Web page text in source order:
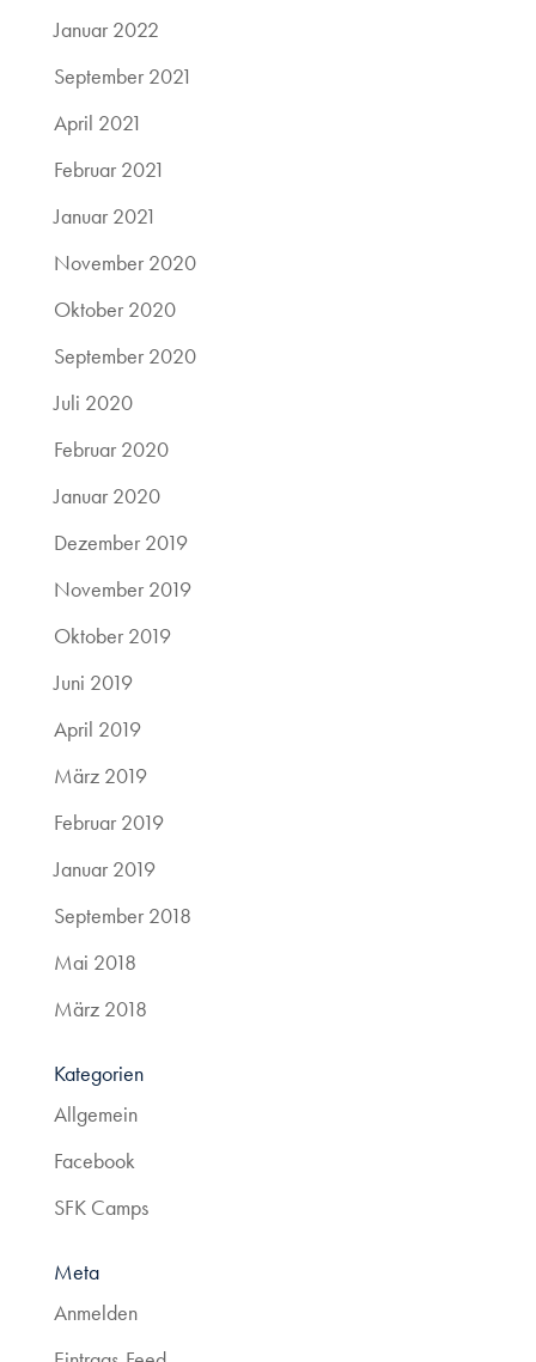
Januar 2022
September 2021
April 2021
Februar 2021
Januar 2021
November 2020
Oktober 2020
September 2020
Juli 2020
Februar 2020
Januar 2020
Dezember 2019
November 2019
Oktober 2019
Juni 2019
April 2019
März 2019
Februar 2019
Januar 2019
September 2018
Mai 2018
März 2018
Kategorien
Allgemein
Facebook
SFK Camps
Meta
Anmelden